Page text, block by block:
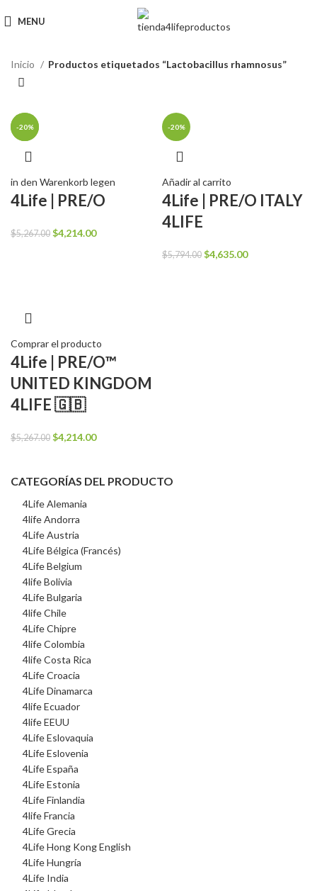
MENU
CATEGORÍAS DEL PRODUCTO
4Life Alemania
4life Andorra
4Life Austria
4Life Bélgica (Francés)
4Life Belgium
4life Bolivia
4Life Bulgaria
4life Chile
4Life Chipre
4life Colombia
4life Costa Rica
4Life Croacia
4Life Dinamarca
4life Ecuador
4life EEUU
4Life Eslovaquia
4Life Eslovenia
4Life España
4Life Estonia
4Life Finlandia
4life Francia
4Life Grecia
4Life Hong Kong English
4Life Hungría
4Life India
Inicio Productos etiquetados “Lactobacillus rhamnosus”
-20%
in den Warenkorb legen
4Life | PRE/O
$5,267.00 El
$4,214.00El
-20%
Añadir al carrito
4Life | PRE/O ITALY
4LIFE
$5,794.00 El
$4,635.00El
-20%
Comprar el producto
4Life | PRE/O™
UNITED KINGDOM
4LIFE 🇬🇧
$5,267.00 El
era:
$5,267.00.
$4,214.00El
es: